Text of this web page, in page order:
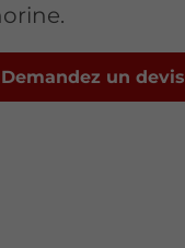
Demandez un devis